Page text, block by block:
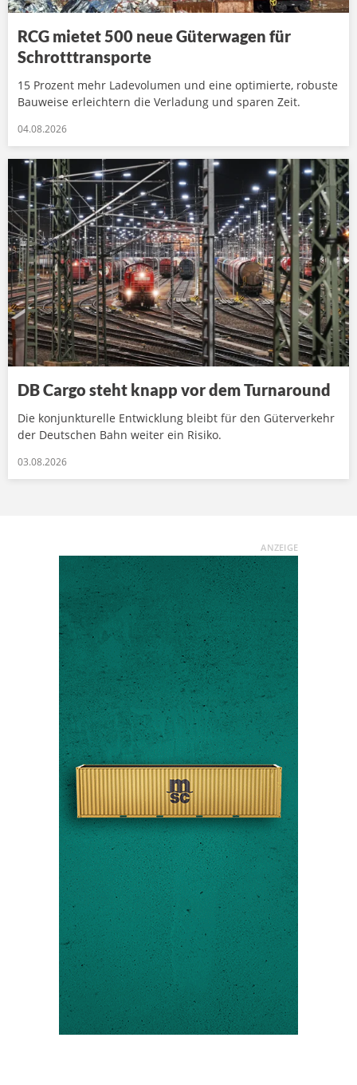
RCG mietet 500 neue Güterwagen für
Schrotttransporte
15 Prozent mehr Ladevolumen und eine optimierte, robuste
Bauweise erleichtern die Verladung und sparen Zeit.
04.08.2026
DB Cargo steht knapp vor dem Turnaround
Die konjunkturelle Entwicklung bleibt für den Güterverkehr
der Deutschen Bahn weiter ein Risiko.
03.08.2026
ANZEIGE